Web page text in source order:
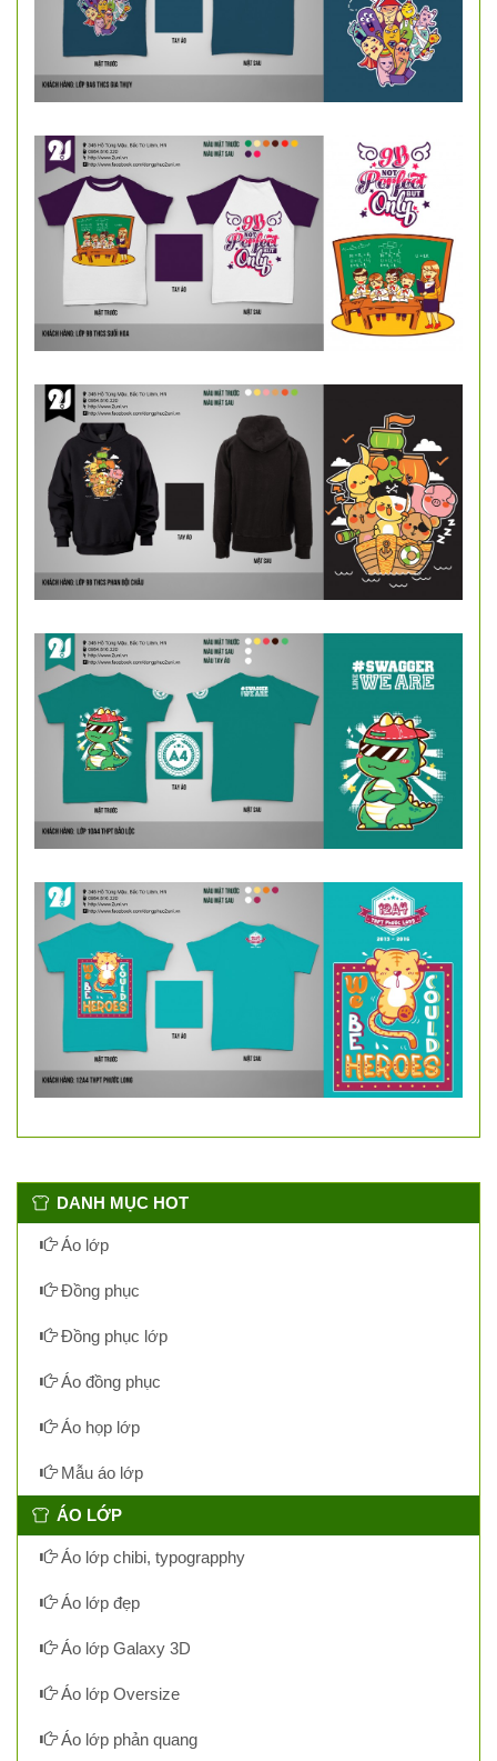
DANH MỤC HOT
Áo lớp
Đồng phục
Đồng phục lớp
Áo đồng phục
Áo họp lớp
Mẫu áo lớp
ÁO LỚP
Áo lớp chibi, typograpphy
Áo lớp đẹp
Áo lớp Galaxy 3D
Áo lớp Oversize
Áo lớp phản quang